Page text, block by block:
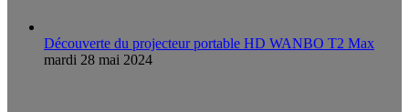
Découverte du projecteur portable HD WANBO T2 Max
mardi 28 mai 2024